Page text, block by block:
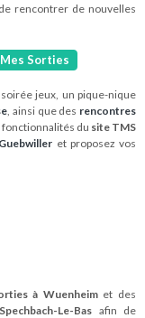
rencontrer de nouvelles
Sorties
jeux, un pique-nique
, ainsi que des rencontres
fonctionnalités du site TMS
et proposez vos
à Wuenheimet des
Le-Bas afin de